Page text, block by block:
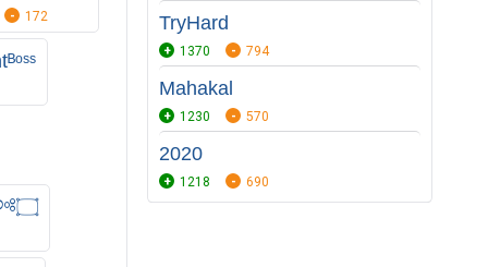
172
❀ ﾒ刀ﾒﾒ༺۝
TryHard
1370 794
Mahakal
1230 570
2020
1218 690